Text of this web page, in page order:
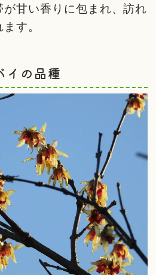
甘い香りに包まれ、訪れ
す。
イの品種